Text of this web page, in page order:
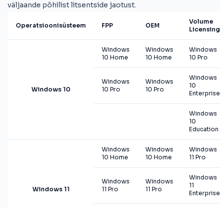
väljaande põhilist litsentside jaotust.
Operatsioonisüsteem FPP OEM
Volume
Licensing
Windows 10
Windows
10 Home
Windows
10 Home
Windows
10 Pro
Windows
10 Pro
Windows
10 Pro
Windows
10
Enterprise
Windows
10
Education
Windows 11
Windows
10 Home
Windows
10 Home
Windows
11 Pro
Windows
11 Pro
Windows
11 Pro
Windows
11
Enterprise